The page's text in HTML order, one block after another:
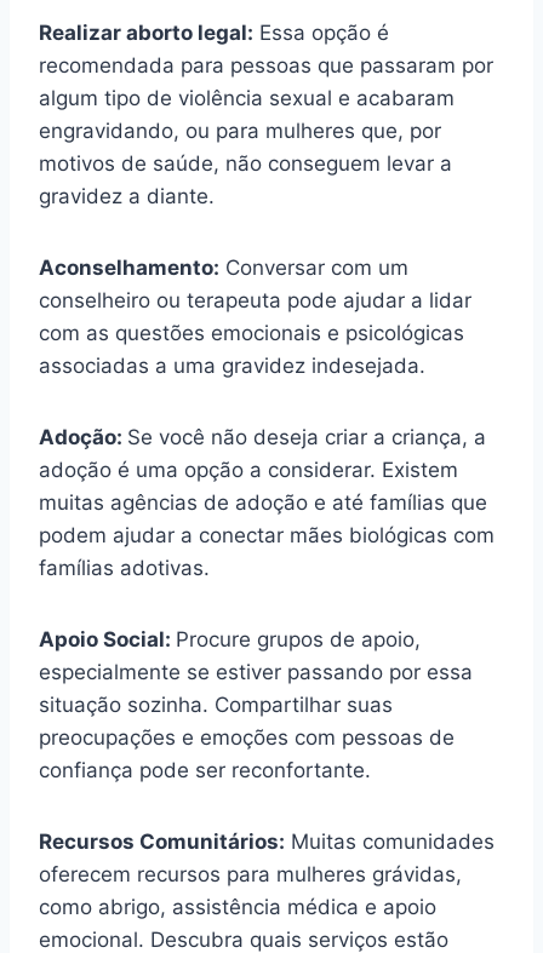
Realizar aborto legal: Essa opção é
recomendada para pessoas que passaram por
algum tipo de violência sexual e acabaram
engravidando, ou para mulheres que, por
motivos de saúde, não conseguem levar a
gravidez a diante.
Aconselhamento: Conversar com um
conselheiro ou terapeuta pode ajudar a lidar
com as questões emocionais e psicológicas
associadas a uma gravidez indesejada.
Adoção: Se você não deseja criar a criança, a
adoção é uma opção a considerar. Existem
muitas agências de adoção e até famílias que
podem ajudar a conectar mães biológicas com
famílias adotivas.
Apoio Social: Procure grupos de apoio,
especialmente se estiver passando por essa
situação sozinha. Compartilhar suas
preocupações e emoções com pessoas de
confiança pode ser reconfortante.
Recursos Comunitários: Muitas comunidades
oferecem recursos para mulheres grávidas,
como abrigo, assistência médica e apoio
emocional. Descubra quais serviços estão